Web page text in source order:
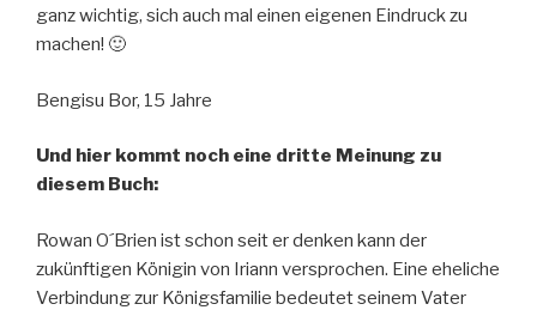
ganz wichtig, sich auch mal einen eigenen Eindruck zu
machen! 🙂
Bengisu Bor, 15 Jahre
Und hier kommt noch eine dritte Meinung zu
diesem Buch:
Rowan O´Brien ist schon seit er denken kann der
zukünftigen Königin von Iriann versprochen. Eine eheliche
Verbindung zur Königsfamilie bedeutet seinem Vater